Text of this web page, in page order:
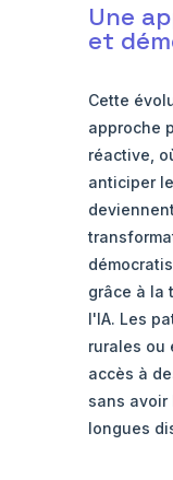
Une
et
Cette
approche
réactive,
anticiper
grâce à la
l'IA. Les
rurales ou
accès à
sans avoir
longues